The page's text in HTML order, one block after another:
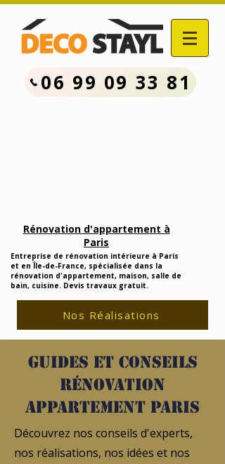
06 99 09 33 81
Rénovation d'appartement à
Paris
Entreprise de rénovation intérieure à Paris
et en Île-de-France, spécialisée dans la
rénovation d'appartement, maison, salle de
bain, cuisine. Devis travaux gratuit.
Nos Réalisations
Guides et conseils
rénovation
appartement Paris
Découvrez nos conseils d'experts,
nos réalisations, nos idées et nos